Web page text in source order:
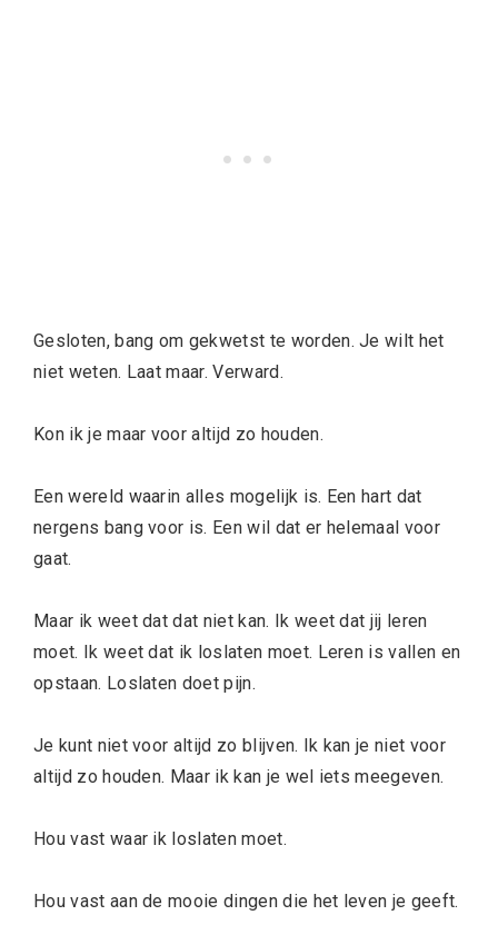
Gesloten, bang om gekwetst te worden. Je wilt het
niet weten. Laat maar. Verward.
Kon ik je maar voor altijd zo houden.
Een wereld waarin alles mogelijk is. Een hart dat
nergens bang voor is. Een wil dat er helemaal voor
gaat.
Maar ik weet dat dat niet kan. Ik weet dat jij leren
moet. Ik weet dat ik loslaten moet. Leren is vallen en
opstaan. Loslaten doet pijn.
Je kunt niet voor altijd zo blijven. Ik kan je niet voor
altijd zo houden. Maar ik kan je wel iets meegeven.
Hou vast waar ik loslaten moet.
Hou vast aan de mooie dingen die het leven je geeft.